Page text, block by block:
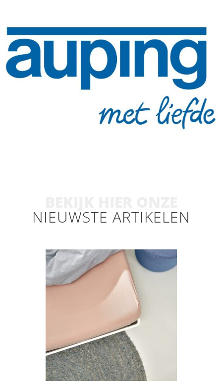
NIEUWSTE ARTIKELEN